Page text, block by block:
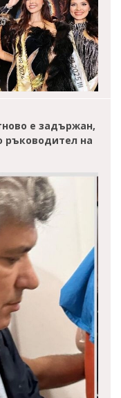
е задържан,
ръководител на